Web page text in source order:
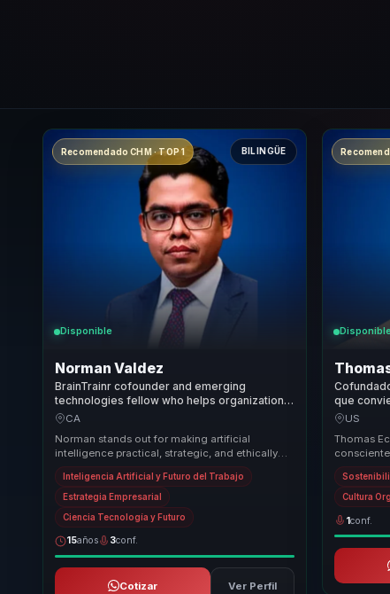
Recomendado CHM · TOP 1 BILINGÜE
Disponible
Norman Valdez
BrainTrainr cofounder and emerging
technologies fellow who helps organizations
apply AI with stronger governance, public
CA
Norman stands out for making artificial
intelligence practical, strategic, and ethically
grounded. He equips organizations to move
beyond...
Inteligencia Artificial y Futuro del Trabajo
Estrategia Empresarial
Ciencia Tecnología y Futuro
15años 3conf.
Cotizar Ver Perfil
que
estrategia
US
Thomas
Cultura
1conf.